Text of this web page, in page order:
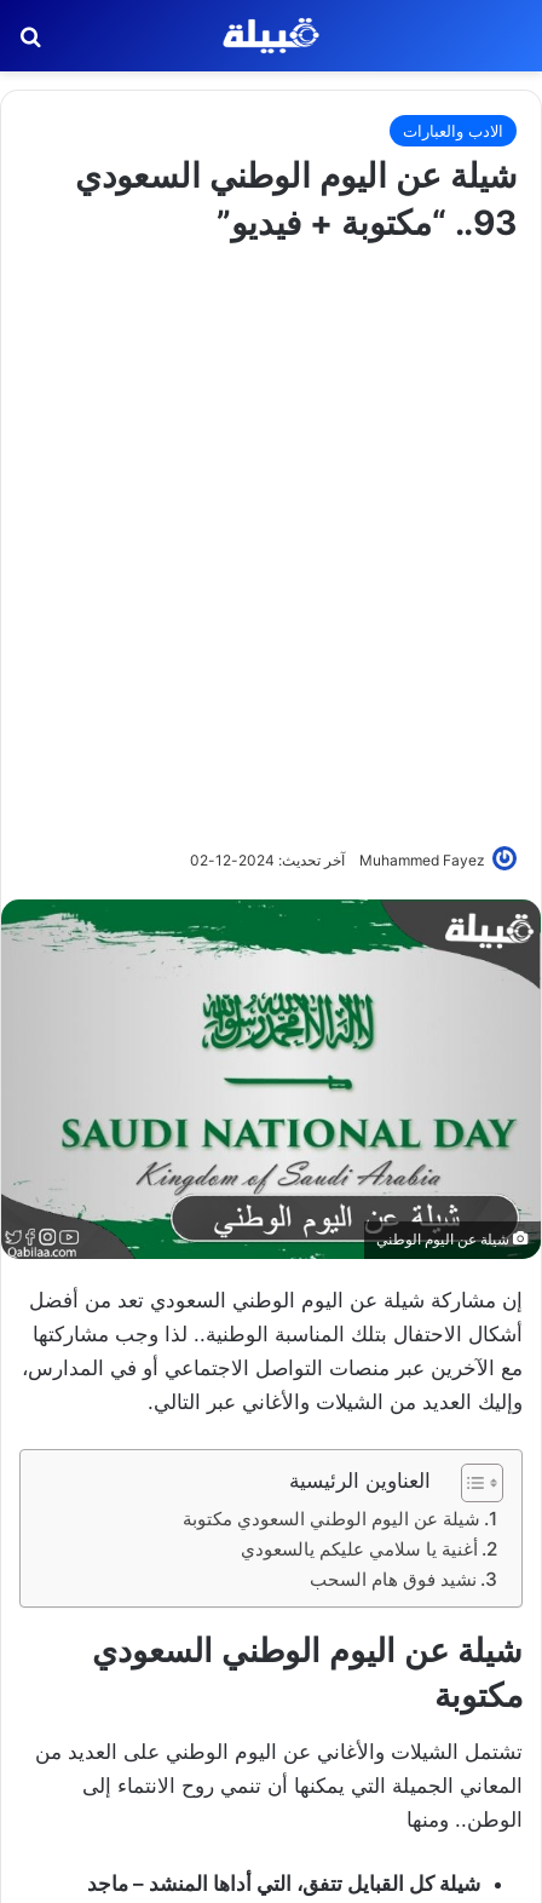
الادب والعبارات
شيلة عن اليوم الوطني السعودي
93.. “مكتوبة + فيديو”
Muhammed Fayez آخر تحديث: 2024-12-02
شيلة عن اليوم الوطني
إن مشاركة شيلة عن اليوم الوطني السعودي تعد من أفضل
أشكال الاحتفال بتلك المناسبة الوطنية.. لذا وجب مشاركتها
مع الآخرين عبر منصات التواصل الاجتماعي أو في المدارس،
وإليك العديد من الشيلات والأغاني عبر التالي.
العناوين الرئيسية
شيلة عن اليوم الوطني السعودي مكتوبة
أغنية يا سلامي عليكم يالسعودي
نشيد فوق هام السحب
شيلة عن اليوم الوطني السعودي
مكتوبة
تشتمل الشيلات والأغاني عن اليوم الوطني على العديد من
المعاني الجميلة التي يمكنها أن تنمي روح الانتماء إلى
الوطن.. ومنها
شيلة كل القبايل تتفق، التي أداها المنشد – ماجد